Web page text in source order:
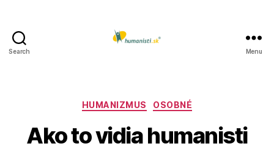
Search Menu
Kategórie
HUMANIZMUS OSOBNÉ
Ako to vidia humanisti